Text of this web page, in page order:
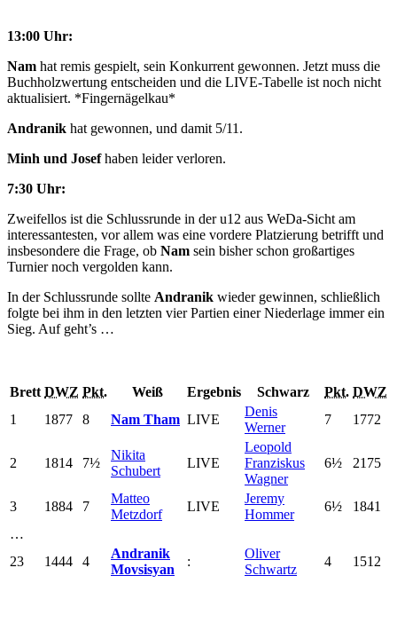
13:00 Uhr:
Nam hat remis gespielt, sein Konkurrent gewonnen. Jetzt muss die
Buchholzwertung entscheiden und die LIVE-Tabelle ist noch nicht
aktualisiert. *Fingernägelkau*
Andranik hat gewonnen, und damit 5/11.
Minh und Josefhaben leider verloren.
7:30 Uhr:
Zweifellos ist die Schlussrunde in der u12 aus WeDa-Sicht am
interessantesten, vor allem was eine vordere Platzierung betrifft und
insbesondere die Frage, ob Nam sein bisher schon großartiges
Turnier noch vergolden kann.
In der Schlussrunde sollte Andranik wieder gewinnen, schließlich
folgte bei ihm in den letzten vier Partien einer Niederlage immer ein
Sieg. Auf geht’s …
Brett DWZ Pkt. Weiß Ergebnis Schwarz Pkt. DWZ
1
1877 8 Nam Tham LIVE
Denis
Werner
7 1772
2 1814 7½
Nikita
Schubert
LIVE
Leopold
Franziskus
Wagner
6½ 2175
3 1884 7
Matteo
Metzdorf
LIVE
Jeremy
Hommer
6½
1841
…
23
1444 4
Andranik
Movsisyan
:
Oliver
Schwartz
4 1512